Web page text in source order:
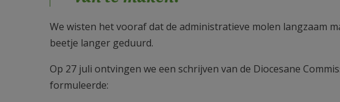
We wisten het vooraf dat de administratieve molen langzaam
beetje langer geduurd.
Op 27 juli ontvingen we een schrijven van de Diocesane
formuleerde: